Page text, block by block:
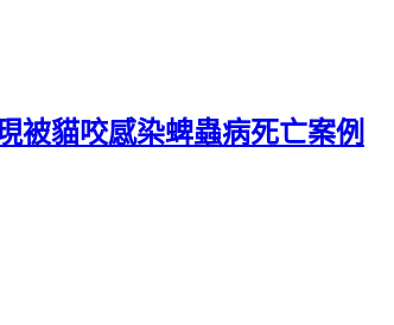
被貓咬感染蜱蟲病死亡案例